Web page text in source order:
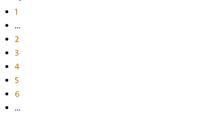
1
...
2
3
4
5
6
...